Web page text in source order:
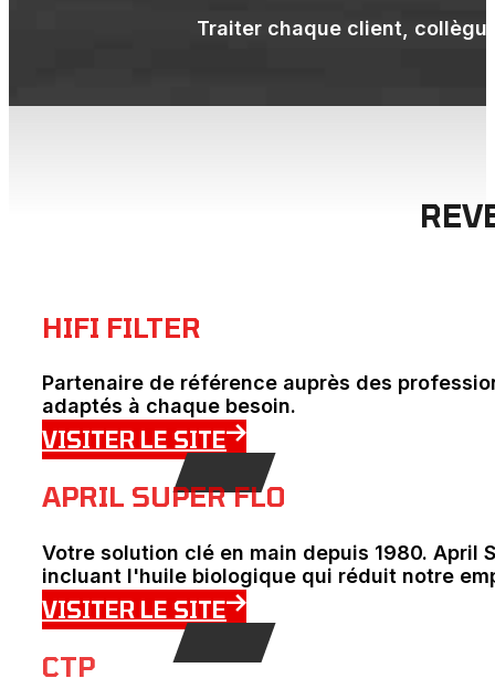
Traiter chaque client,
HIFI FILTER
Partenaire de référence auprès des
adaptés à chaque besoin.
VISITER LE SITE
APRIL SUPER FLO
Votre solution clé en main depuis 1980. April
incluant l'huile biologique qui réduit notre
VISITER LE SITE
CTP